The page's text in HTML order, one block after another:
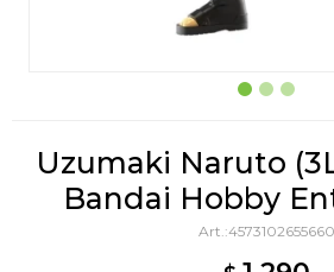
Uzumaki Naruto
Bandai Hobby
4573102655660